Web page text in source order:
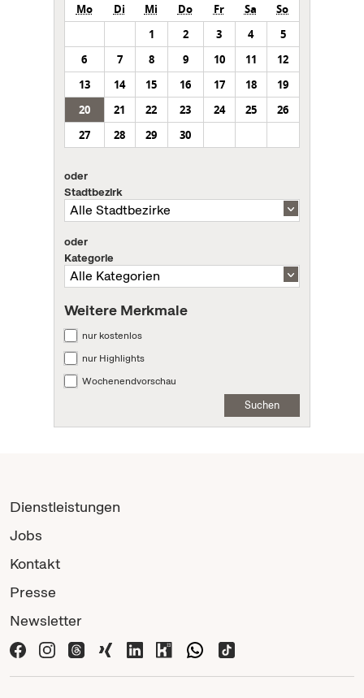
Mo Di Mi Do Fr Sa
So
1
2 3 4
5
6
7 8 9 10 11
12
13
14 15 16 17 18
19
20
21 22 23 24 25
26
27
28 29 30
oder
Stadtbezirk
oder
Kategorie
Weitere Merkmale
nur kostenlos
nur Highlights
Wochenendvorschau
Suchen
Dienstleistungen
Jobs
Kontakt
Presse
Newsletter